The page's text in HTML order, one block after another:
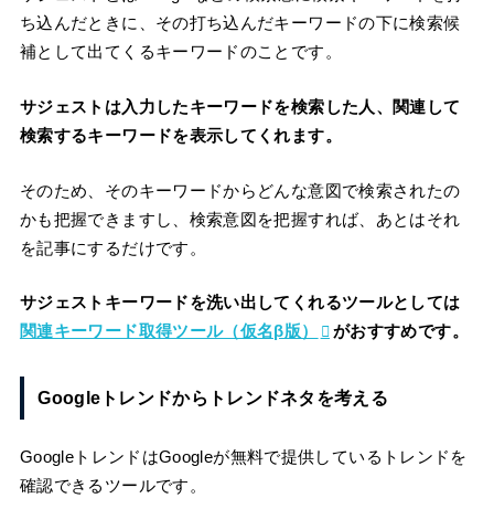
ち込んだときに、その打ち込んだキーワードの下に検索候
補として出てくるキーワードのことです。
サジェストは入力したキーワードを検索した人、関連して
検索するキーワードを表示してくれます。
そのため、そのキーワードからどんな意図で検索されたの
かも把握できますし、検索意図を把握すれば、あとはそれ
を記事にするだけです。
サジェストキーワードを洗い出してくれるツールとしては
関連キーワード取得ツール（仮名β版）
がおすすめです。
Googleトレンドからトレンドネタを考える
GoogleトレンドはGoogleが無料で提供しているトレンドを
確認できるツールです。